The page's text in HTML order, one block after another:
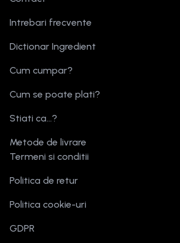
Intrebari frecvente
Dictionar Ingredient
Cum cumpar?
Cum se poate plati?
Stiati ca...?
Metode de livrare
Termeni si conditii
Politica de retur
Politica cookie-uri
GDPR